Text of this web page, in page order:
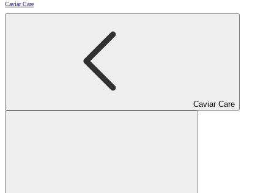
Caviar Care
Caviar Care